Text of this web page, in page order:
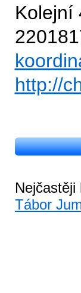
Kolejní
http://
Nejčastěji
Tábor